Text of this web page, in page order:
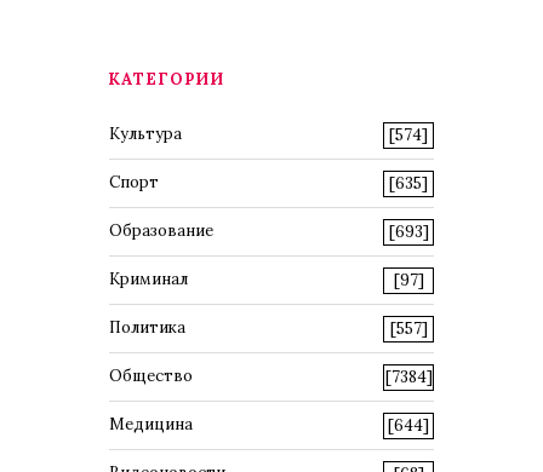
КАТЕГОРИИ
Культура [574]
Спорт [635]
Образование [693]
Криминал [97]
Политика [557]
Общество [7384]
Медицина [644]